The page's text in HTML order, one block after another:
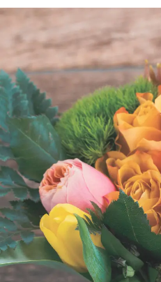
店舗改装の想い
家づくり
工法紹介
耐震診断・耐震改修
各種補助金・助成金
施工事例
新築
リノベーション
店舗